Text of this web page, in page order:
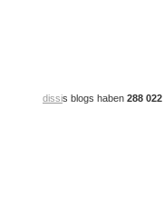
dissis blogs haben 288 022